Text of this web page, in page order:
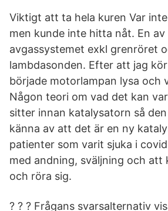
Viktigt att ta hela kuren Var
men kunde inte hitta nåt. En
avgassystemet exkl grenröret
lambdasonden. Efter att jag
började motorlampan lysa och
Någon teori om vad det kan
sitter innan katalysatorn så
känna av att det är en ny
patienter som varit sjuka i
med andning, sväljning och att
och röra sig.
? ? ? Frågans svarsalternativ